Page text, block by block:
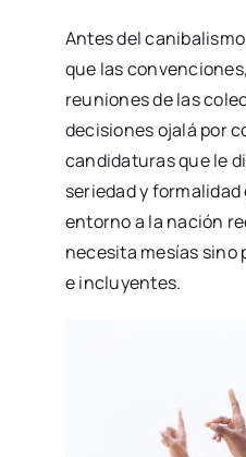
Antes del
que las
reuniones de las
decisiones ojalá por
candidaturas que le
seriedad y
entorno a la nación
necesita mesías
e incluyentes.